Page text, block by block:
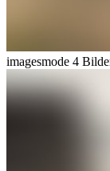
imagesmode 4